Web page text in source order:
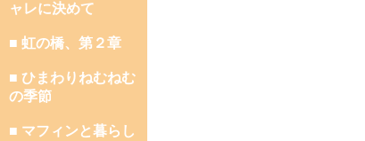
ャレに決めて
■ 虹の橋、第２章
■ ひまわりねむねむ
の季節
■ マフィンと暮らし